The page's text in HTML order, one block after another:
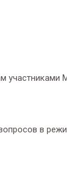
участниками
в